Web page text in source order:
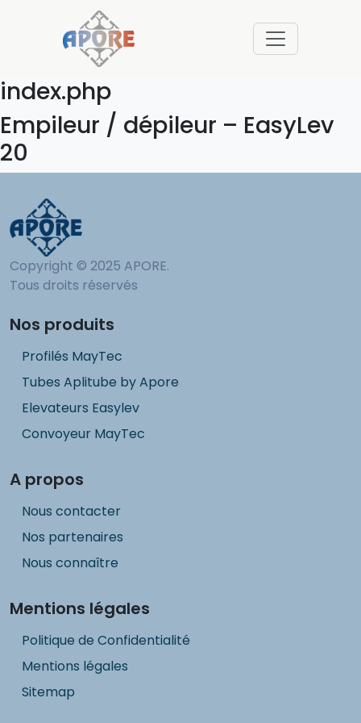
index.php
Empileur / dépileur – EasyLev
20
Copyright © 2025 APORE.
Tous droits réservés
Nos produits
Profilés MayTec
Tubes Aplitube by Apore
Elevateurs Easylev
Convoyeur MayTec
A propos
Nous contacter
Nos partenaires
Nous connaître
Mentions légales
Politique de Confidentialité
Mentions légales
Sitemap